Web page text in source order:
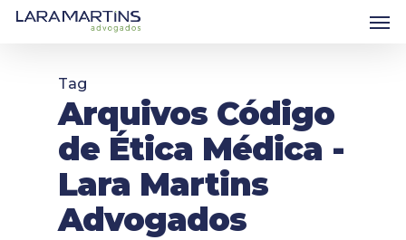
Skip
Tag
Arquivos Código
de Ética Médica -
Lara Martins
Advogados